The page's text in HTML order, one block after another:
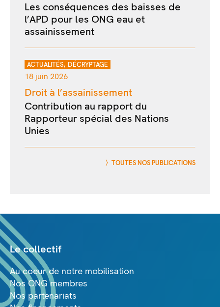
Les conséquences des baisses de
l’APD pour les ONG eau et
assainissement
ACTUALITÉS, DÉCRYPTAGE
18 juin 2026
Droit à l’assainissement
Contribution au rapport du
Rapporteur spécial des Nations
Unies
TOUTES NOS PUBLICATIONS
Le collectif
Au coeur de notre mobilisation
Nos ONG membres
Nos partenariats